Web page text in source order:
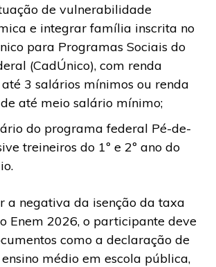
de vulnerabilidade
e integrar família inscrita no
para Programas Sociais do
(CadÚnico), com renda
3 salários mínimos ou renda
até meio salário mínimo;
do programa federal Pé-de-
treineiros do 1º e 2º ano do
a negativa da isenção da taxa
Enem 2026, o participante deve
como a declaração de
médio em escola pública,